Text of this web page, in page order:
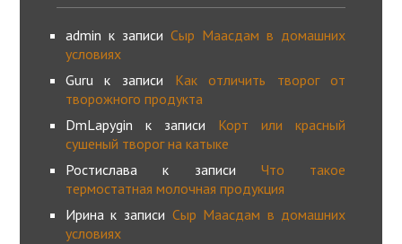
admin к записи Сыр Маасдам в домашних
условиях
Guruк записи Как отличить творог от
творожного продукта
DmLapygin к записи Корт или красный
сушеный творог на катыке
Ростиславак записи Что такое
термостатная молочная продукция
Иринак записи Сыр Маасдам в домашних
условиях